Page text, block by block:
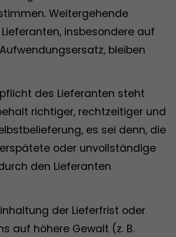
Weitergehende
insbesondere auf
bleiben
des Lieferanten steht
richtiger, rechtzeitiger und
es sei denn, die
oder unvollständige
den Lieferanten
der Lieferfrist oder
auf höhere Gewalt (z. B.